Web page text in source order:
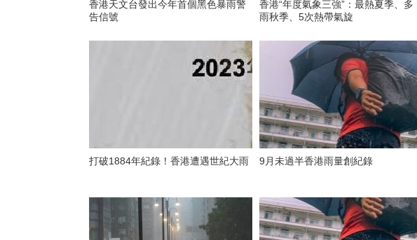
香港天文台發出今年首個黑色暴雨警
告信號
香港“年度氣象三強”：最熱夏季、多
雨秋季、5次熱帶氣旋
打破1884年紀錄！香港遭遇世紀大雨 9月未過半香港雨量創紀錄